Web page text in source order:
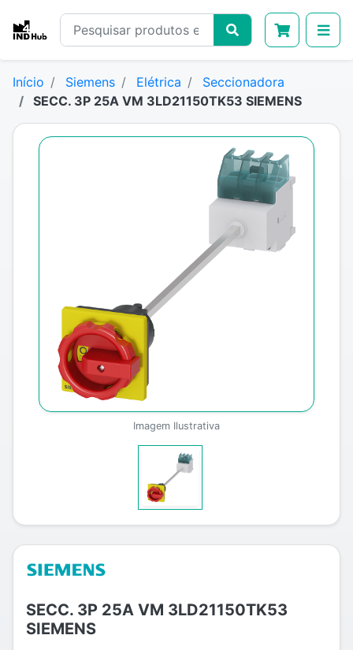
Início Siemens Elétrica
Seccionadora
SECC. 3P 25A VM 3LD21150TK53 SIEMENS
Imagem Ilustrativa
SECC. 3P 25A VM 3LD21150TK53
SIEMENS